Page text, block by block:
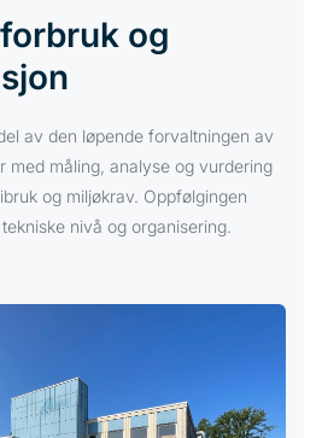
og
av den løpende forvaltningen av
med måling, analyse og vurdering
og miljøkrav. Oppfølgingen
nivå og organisering.